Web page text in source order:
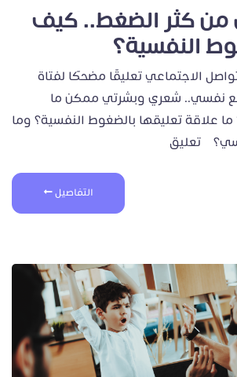
كثر الضغط.. كيف
النفسية؟
الاجتماعي تعليقًا مضحكًا لفتاة
مع نفسي.. شعري وبشرتي ممكن ما
ما علاقة تعليقها بالضغوط النفسية؟ وما
تعليق
التفاصيل